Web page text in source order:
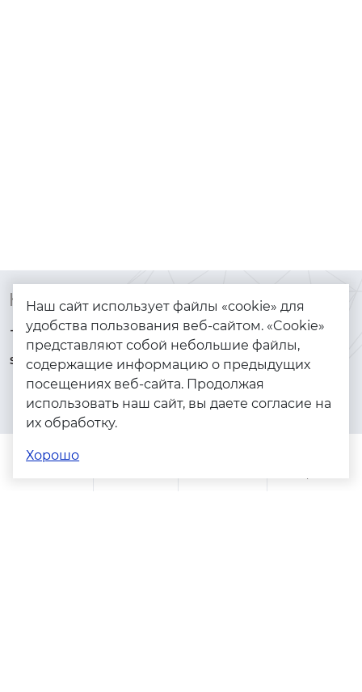
Контакты
+7 (925) 144-64-73
serebryanyye.grani@mail.ru
Каталог
Браслеты
Золото
Серебро
Помощь
Наш сайт использует файлы «cookie» для
удобства пользования веб-сайтом. «Cookie»
представляют собой небольшие файлы,
содержащие информацию о предыдущих
посещениях веб-сайта. Продолжая
использовать наш сайт, вы даете согласие на
их обработку.
Хорошо